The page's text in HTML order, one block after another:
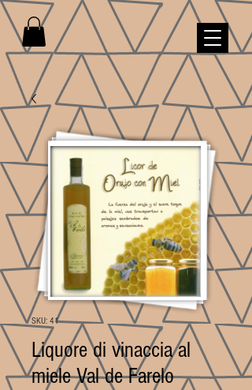
SKU: 41
Liquore di vinaccia al
miele Val de Farelo